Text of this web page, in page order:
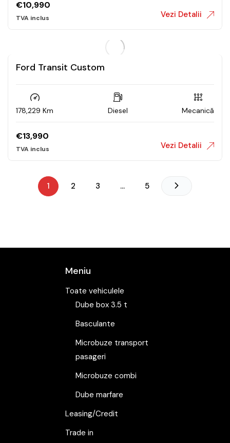
€10,990
Vezi Detalii
Ford Transit Custom
178,229 Km Diesel Mecanică
€13,990
Vezi Detalii
1 2 3 … 5
Meniu
Toate vehiculele
Dube box 3.5 t
Basculante
Microbuze transport
pasageri
Microbuze combi
Dube marfare
Leasing/Credit
Trade in